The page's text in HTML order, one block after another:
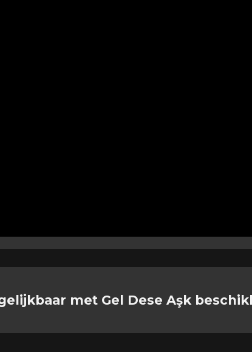
met Gel Dese Aşk